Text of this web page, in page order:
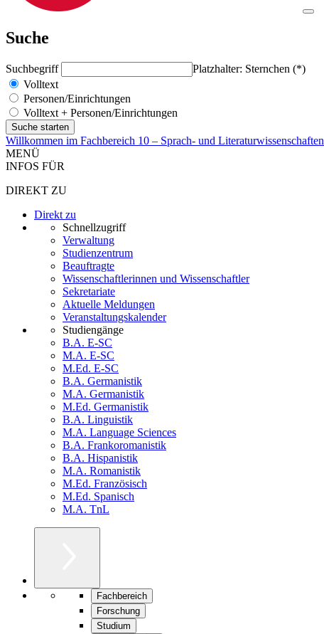
Suche
Suchbegriff
Platzhalter: Sternchen (*)
Volltext
Personen/Einrichtungen
Volltext + Personen/Einrichtungen
Willkommen im Fachbereich 10 – Sprach- und Literaturwissenschaften
MENÜ
INFOS FÜR
DIREKT ZU
Direkt zu
Schnellzugriff
Verwaltung
Studienzentrum
Beauftragte
Wissenschaftlerinnen und Wissenschaftler
Sekretariate
Aktuelle Meldungen
Veranstaltungskalender
Studiengänge
B.A. E-SC
M.A. E-SC
M.Ed. E-SC
B.A. Germanistik
M.A. Germanistik
M.Ed. Germanistik
B.A. Linguistik
M.A. Language Sciences
B.A. Frankoromanistik
B.A. Hispanistik
M.A. Romanistik
M.Ed. Französisch
M.Ed. Spanisch
M.A. TnL
Fachbereich
Forschung
Studium